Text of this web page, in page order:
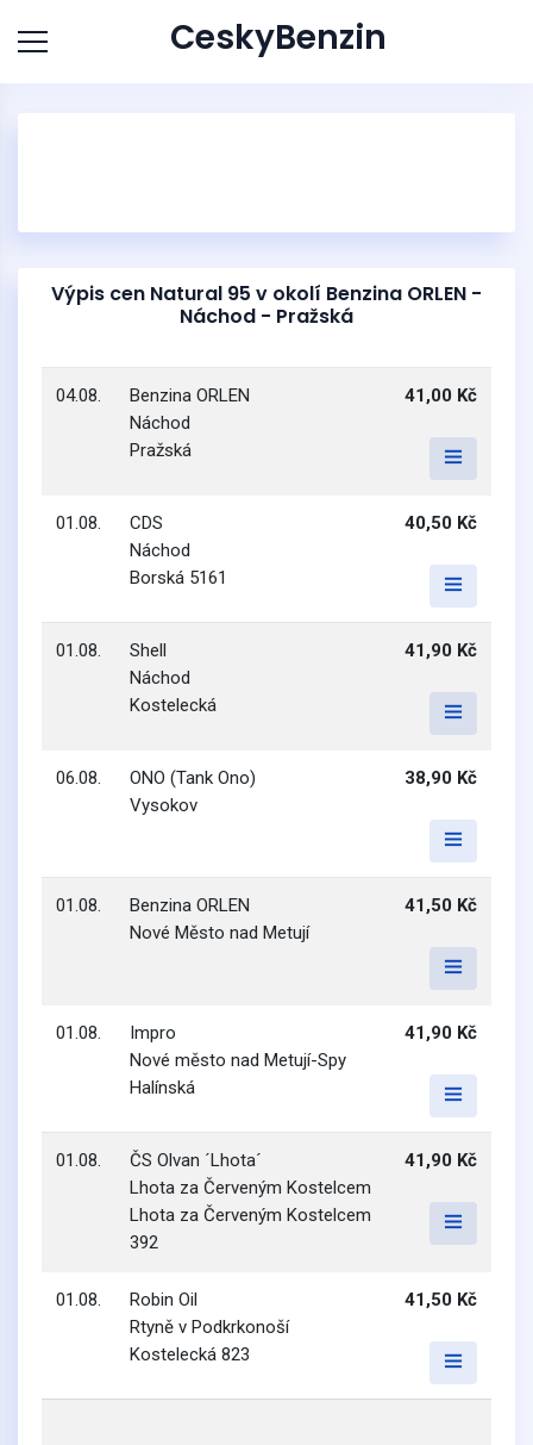
CeskyBenzin
Výpis cen Natural 95 v okolí Benzina ORLEN -
Náchod - Pražská
04.08.
Benzina ORLEN
Náchod
Pražská
41,00 Kč
01.08.
CDS
Náchod
Borská 5161
40,50 Kč
01.08.
Shell
Náchod
Kostelecká
41,90 Kč
06.08.
ONO (Tank Ono)
Vysokov
38,90 Kč
01.08.
Benzina ORLEN
Nové Město nad Metují
41,50 Kč
01.08.
Impro
Nové město nad Metují-Spy
Halínská
41,90 Kč
01.08.
ČS Olvan ´Lhota´
Lhota za Červeným Kostelcem
Lhota za Červeným Kostelcem
392
41,90 Kč
01.08.
Robin Oil
Rtyně v Podkrkonoší
Kostelecká 823
41,50 Kč